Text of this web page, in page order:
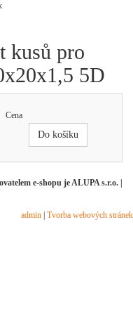
kusů pro
5D
Cena
Do košíku
e-shopu je ALUPA s.r.o. |
admin Tvorba webových stránek